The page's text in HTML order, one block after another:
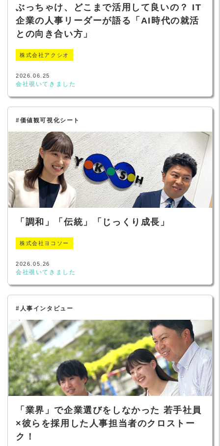
ぶっちゃけ、どこまで活用して良いの？ IT
企業の人事リーダーが語る「AI時代の就活
との向き合い方」
株式会社アクシオ
2026.06.25
会社覗いてきました
#価値観可視化シート
「調和」「伝統」「じっくり成長」
株式会社ヨコソー
2026.05.26
会社覗いてきました
#人事インタビュー
「業界」で企業選びをしなかった 若手社員
×彼らを採用した人事担当者のクロストー
ク！